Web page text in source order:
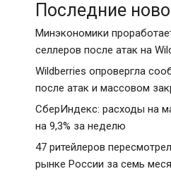
Последние
Минэкономики
селлеров после атак на
Wildberries опровергла
после атак и массовом
СберИндекс: расходы на
на 9,3% за неделю
47 ритейлеров
рынке России за семь